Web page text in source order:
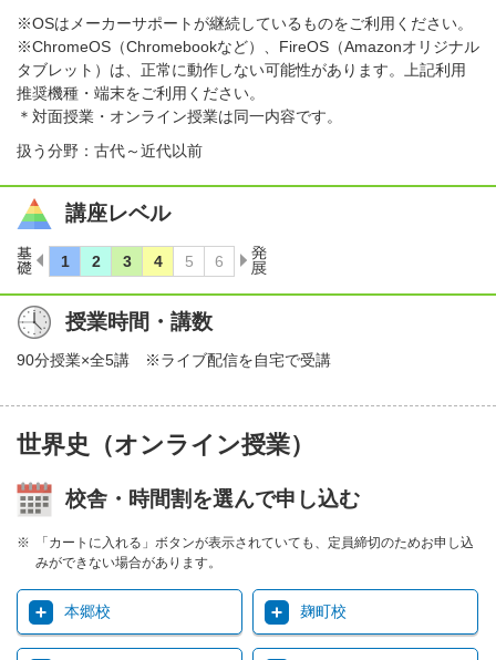
※OSはメーカーサポートが継続しているものをご利用ください。
※ChromeOS（Chromebookなど）、FireOS（Amazonオリジナル
タブレット）は、正常に動作しない可能性があります。上記利用
推奨機種・端末をご利用ください。
＊対面授業・オンライン授業は同一内容です。
扱う分野：古代～近代以前
講座レベル
授業時間・講数
90分授業×全5講 ※ライブ配信を自宅で受講
世界史（オンライン授業）
校舎・時間割を選んで申し込む
「カートに入れる」ボタンが表示されていても、定員締切のためお申し込
みができない場合があります。
本郷校 麹町校